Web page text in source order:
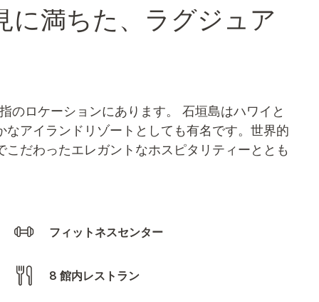
に満ちた、ラグジュア
のロケーションにあります。 石垣島はハワイと
アイランドリゾートとしても有名です。世界的
だわったエレガントなホスピタリティーととも
フィットネスセンター
8 館内レストラン